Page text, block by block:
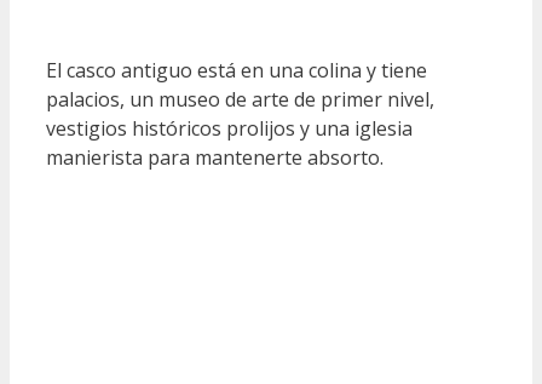
El casco antiguo está en una colina y tiene
palacios, un museo de arte de primer nivel,
vestigios históricos prolijos y una iglesia
manierista para mantenerte absorto.